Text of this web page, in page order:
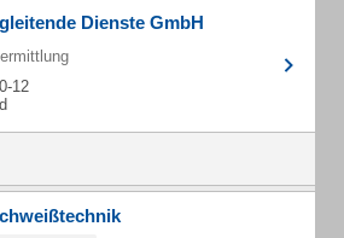
Dienste GmbH
12